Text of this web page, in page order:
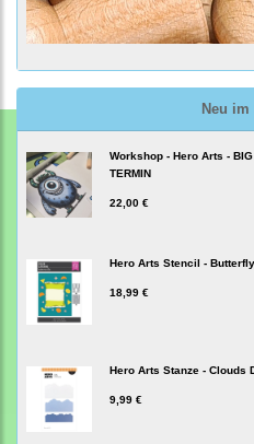
Neu im
Workshop - Hero Arts -
TERMIN
22,00 €
Hero Arts Stencil -
18,99 €
Hero Arts Stanze - Clouds
9,99 €